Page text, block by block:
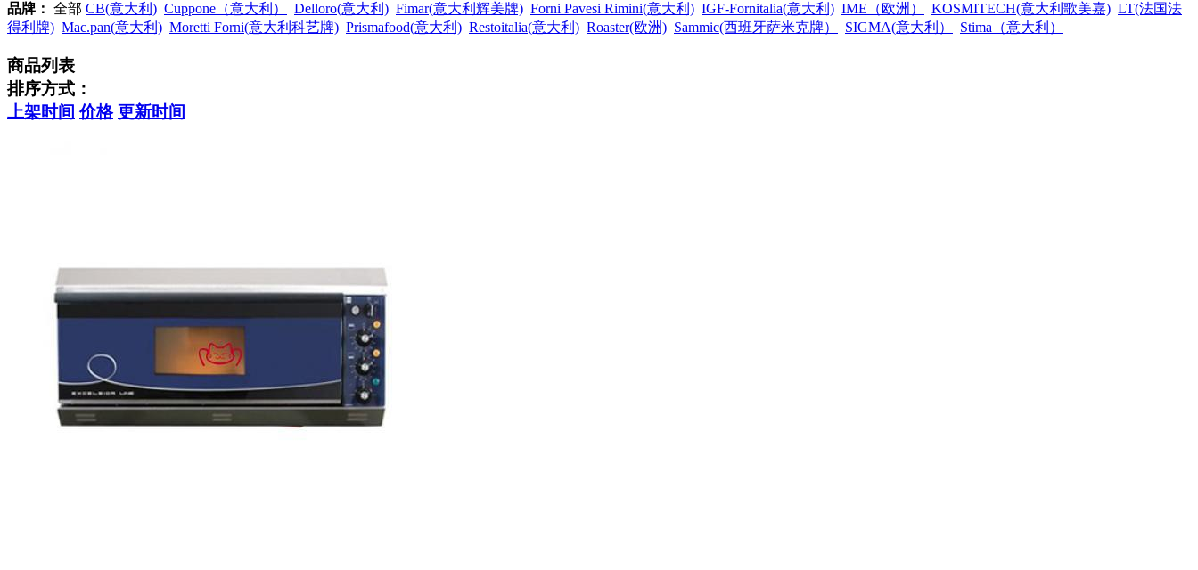
品牌： 全部 CB(意大利) Cuppone（意大利） Delloro(意大利) Fimar(意大利辉美牌) Forni Pavesi Rimini(意大利) IGF-Fornitalia(意大利) IME（欧洲） KOSMITECH(意大利歌美嘉) LT(法国法
得利牌) Mac.pan(意大利) Moretti Forni(意大利科艺牌) Prismafood(意大利) Restoitalia(意大利) Roaster(欧洲) Sammic(西班牙萨米克牌） SIGMA(意大利） Stima（意大利）
商品列表
排序方式：
上架时间 价格 更新时间